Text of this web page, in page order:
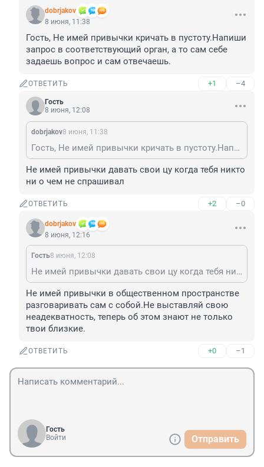
dobrjakov
8 июня, 11:38
Гость, Не имей привычки кричать в пустоту.Напиши
запрос в соответствующий орган, а то сам себе
задаешь вопрос и сам отвечаешь.
ОТВЕТИТЬ +1 –4
Гость
8 июня, 12:08
dobrjakov8 июня, 11:38
Гость, Не имей привычки кричать в пустоту.Напиши запрос в соответствующий орган, а то сам себе задаешь вопрос и сам отвечаешь.
Не имей привычки давать свои цу когда тебя никто
ни о чем не спрашивал
ОТВЕТИТЬ +2 –0
dobrjakov
8 июня, 12:16
Гость8 июня, 12:08
Не имей привычки давать свои цу когда тебя никто ни о чем не спрашивал
Не имей привычки в общественном пространстве
разговаривать сам с собой.Не выставляй свою
неадекватность, теперь об этом знают не только
твои близкие.
ОТВЕТИТЬ +0 –1
Гость
Войти
Отправить